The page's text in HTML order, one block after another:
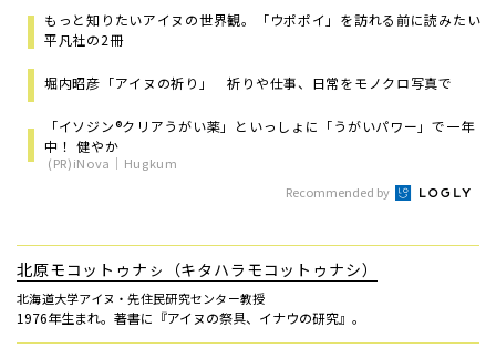
もっと知りたいアイヌの世界観。「ウポポイ」を訪れる前に読みたい
平凡社の2冊
堀内昭彦「アイヌの祈り」 祈りや仕事、日常をモノクロ写真で
「イソジン®クリアうがい薬」といっしょに「うがいパワー」で一年
中！ 健やか
(PR)iNova｜Hugkum
Recommended by
北原モコットゥナㇱ（キタハラモコットゥナシ）
北海道大学アイヌ・先住民研究センター教授
1976年生まれ。著書に『アイヌの祭具、イナウの研究』。